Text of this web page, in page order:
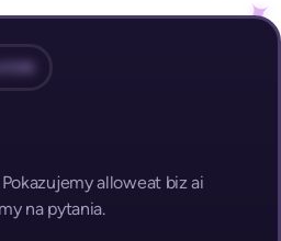
alloweat biz ai
na pytania.